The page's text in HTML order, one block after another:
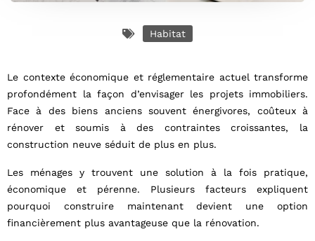
Habitat
Le contexte économique et réglementaire actuel transforme
profondément la façon d’envisager les projets immobiliers.
Face à des biens anciens souvent énergivores, coûteux à
rénover et soumis à des contraintes croissantes, la
construction neuve séduit de plus en plus.
Les ménages y trouvent une solution à la fois pratique,
économique et pérenne. Plusieurs facteurs expliquent
pourquoi construire maintenant devient une option
financièrement plus avantageuse que la rénovation.